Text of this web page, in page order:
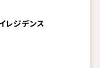
レジデンス